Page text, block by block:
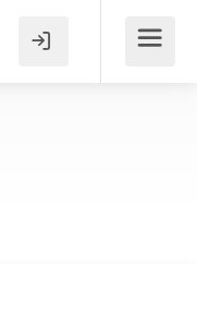
Menú